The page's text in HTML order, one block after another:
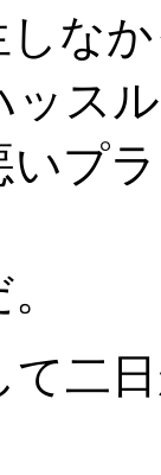
な
ッス
プ
て二